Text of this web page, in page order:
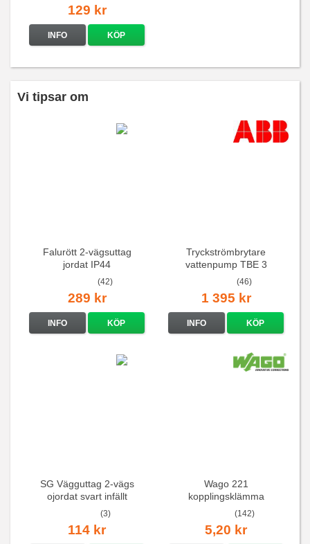
129 kr
INFO KÖP
Vi tipsar om
Falurött 2-vägsuttag
jordat IP44
(42)
289 kr
INFO KÖP
Tryckströmbrytare
vattenpump TBE 3
(46)
1 395 kr
INFO KÖP
SG Vägguttag 2-vägs
ojordat svart infällt
16A/250V
(3)
114 kr
Wago 221
kopplingsklämma
(142)
5,20 kr